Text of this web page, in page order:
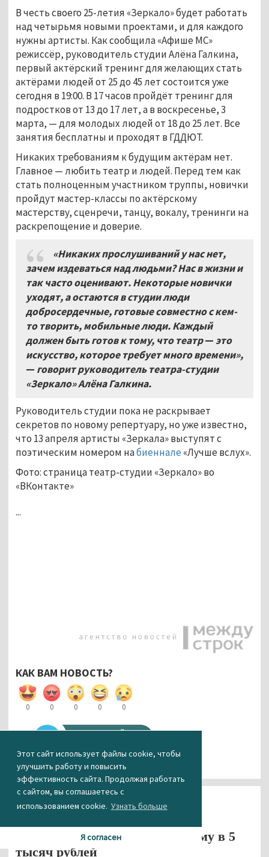
Этот сайт использует файлы cookie, чтобы
улучшить работу и повысить
эффективность сайта. Продолжая работать
с сайтом, вы соглашаетесь с
использованием cookie. Узнать больше
Я согласен
В честь своего 25-летия «Зеркало» будет работать
над четырьмя новыми проектами, и для каждого
нужны артисты. Как сообщила «Афише МС»
режиссёр, руководитель студии Алёна Галкина,
первый актёрский тренинг для желающих стать
актёрами людей от 25 до 45 лет состоится уже
сегодня в 19:00. В 17 часов пройдёт тренинг для
подростков от 13 до 17 лет, а в воскресенье, 3
марта, — для молодых людей от 18 до 25 лет. Все
занятия бесплатны и проходят в ГДДЮТ.
Никаких требованиям к будущим актёрам нет.
Главное — любить театр и людей. Перед тем как
стать полноценным участником труппы, новички
пройдут мастер-классы по актёрскому
мастерству, сценречи, танцу, вокалу, тренинги на
раскрепощение и доверие.
«Никаких прослушиваний у нас нет,
зачем издеваться над людьми? Нас в жизни и
так часто оценивают. Некоторые новички
уходят, а остаются в студии люди
добросердечные, готовые совместно с кем-
то творить, мобильные люди. Каждый
должен быть готов к тому, что театр—это
искусство, которое требует много времени»,
— говорит руководитель театра-студии
«Зеркало» Алёна Галкина.
Руководитель студии пока не раскрывает
секретов по новому репертуару, но уже известно,
что 13 апреля артисты «Зеркала» выступят с
поэтическим номером набиеннале «Лучше вслух».
Фото: страница театр-студии «Зеркало» во
«ВКонтакте»
...
КАК ВАМ НОВОСТЬ?
0 0 0 0 0
Происшествия
осудили за взятку полицейскому в 5
тысяч рублей